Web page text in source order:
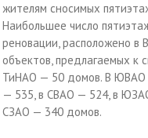
жителям сносимых
Наибольшее число
реновации, расположено
объектов, предлагаемых к
ТиНАО — 50 домов. В ЮВАО
— 535, в СВАО — 524, в
СЗАО — 340 домов.